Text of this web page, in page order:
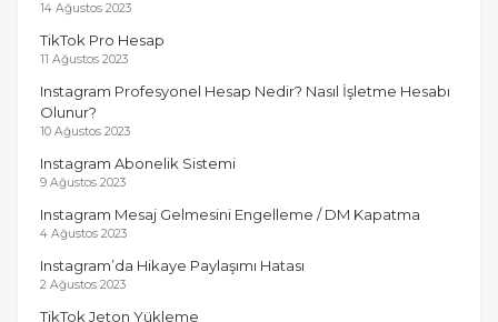
14 Ağustos 2023
TikTok Pro Hesap
11 Ağustos 2023
Instagram Profesyonel Hesap Nedir? Nasıl İşletme Hesabı
Olunur?
10 Ağustos 2023
Instagram Abonelik Sistemi
9 Ağustos 2023
Instagram Mesaj Gelmesini Engelleme / DM Kapatma
4 Ağustos 2023
Instagram’da Hikaye Paylaşımı Hatası
2 Ağustos 2023
TikTok Jeton Yükleme